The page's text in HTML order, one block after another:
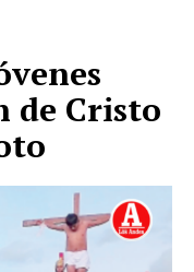
de Cristo